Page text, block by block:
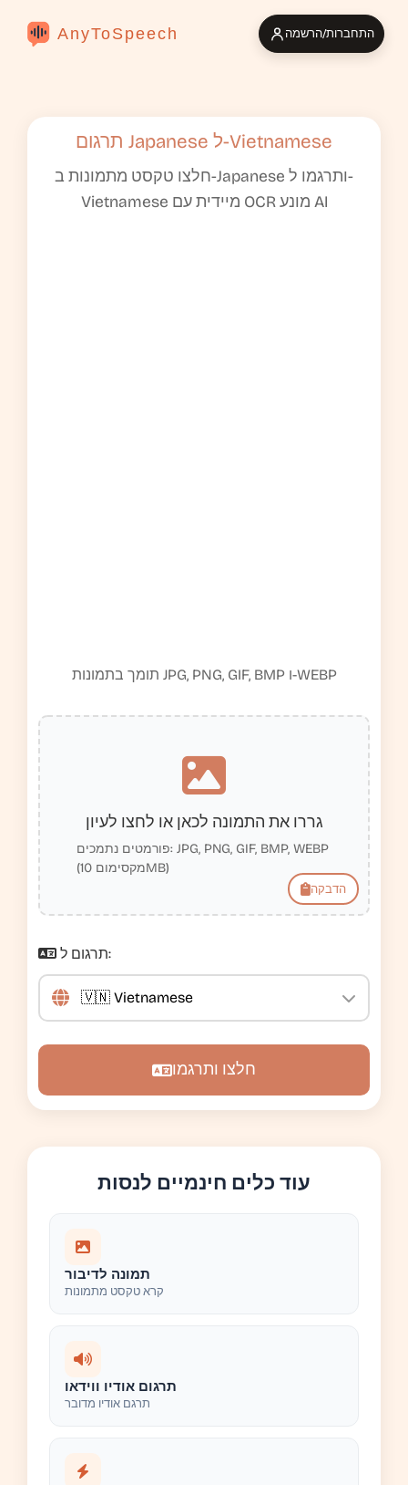
AnyToSpeech התחברות/הרשמה
תרגום Japanese ל-Vietnamese
חלצו טקסט מתמונות ב-Japanese ותרגמו ל-
Vietnamese מיידית עם OCR מונע AI
תומך בתמונות JPG, PNG, GIF, BMP ו-WEBP
גררו את התמונה לכאן או לחצו לעיון
פורמטים נתמכים: JPG, PNG, GIF, BMP, WEBP
(מקסימום 10MB)
הדבקה
תרגום ל:
חלצו ותרגמו
עוד כלים חינמיים לנסות
תמונה לדיבור
קרא טקסט מתמונות
תרגום אודיו ווידאו
תרגם אודיו מדובר